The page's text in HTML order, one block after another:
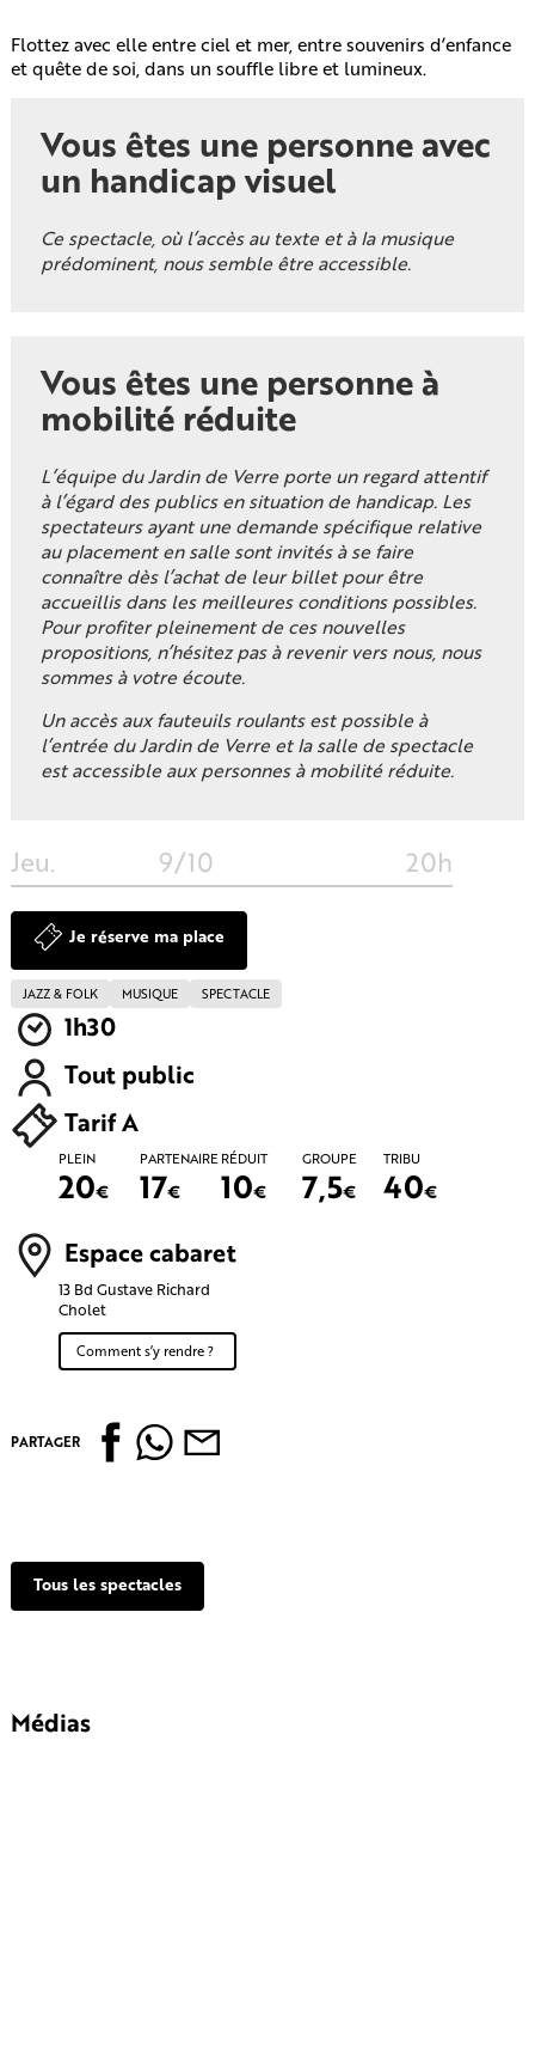
Flottez avec elle entre ciel et mer, entre souvenirs d’enfance
et quête de soi, dans un souffle libre et lumineux.
Vous êtes une personne avec
un handicap visuel
Ce spectacle, où l’accès au texte et à la musique
prédominent, nous semble être accessible.
Vous êtes une personne à
mobilité réduite
L’équipe du Jardin de Verre porte un regard attentif
à l’égard des publics en situation de handicap. Les
spectateurs ayant une demande spécifique relative
au placement en salle sont invités à se faire
connaître dès l’achat de leur billet pour être
accueillis dans les meilleures conditions possibles.
Pour profiter pleinement de ces nouvelles
propositions, n’hésitez pas à revenir vers nous, nous
sommes à votre écoute.
Un accès aux fauteuils roulants est possible à
l’entrée du Jardin de Verre et la salle de spectacle
est accessible aux personnes à mobilité réduite.
Jeu. 9/10 20h
Je réserve ma place
JAZZ & FOLK MUSIQUE SPECTACLE
1h30
Tout public
Tarif A
PLEIN
20€
PARTENAIRE
17€
RÉDUIT
10€
GROUPE
7,5€
TRIBU
40€
Espace cabaret
13 Bd Gustave Richard
Cholet
Comment s’y rendre ?
PARTAGER
Tous les spectacles
Médias